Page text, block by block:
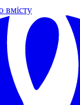
вмісту